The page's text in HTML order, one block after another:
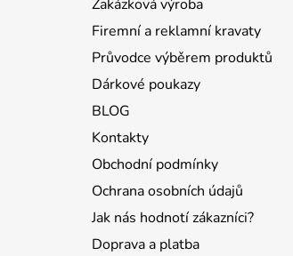
Zakázková výroba
Firemní a reklamní kravaty
Průvodce výběrem produktů
Dárkové poukazy
BLOG
Kontakty
Obchodní podmínky
Ochrana osobních údajů
Jak nás hodnotí zákazníci?
Doprava a platba